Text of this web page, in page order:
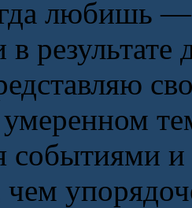
любишь
результате
событиями и
чем